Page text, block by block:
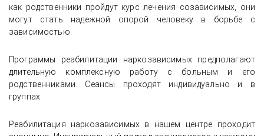
как родственники пройдут курс лечения созависимых, они
могут стать надежной опорой человеку в борьбе с
зависимостью.
Программы реабилитации наркозависимых предполагают
длительную комплексную работу с больным и его
родственниками. Сеансы проходят индивидуально и в
группах.
Реабилитация наркозависимых в нашем центре проходит